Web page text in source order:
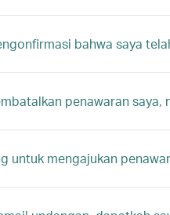
bahwa saya
penawaran
untuk mengajukan